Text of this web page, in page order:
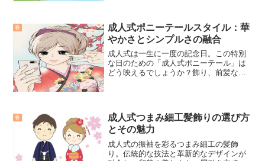
ます。
春
成人式ポニーテールスタイル：華
やかさとシンプルさの融合
成人式は一生に一度の記念日。この特別
な日のための「成人式ポニーテール」は
どう映えるでしょうか？飾り、前髪なし
します。
春
成人式つまみ細工髪飾りの選び方
とその魅力
成人式の振袖を彩るつまみ細工の髪飾
り。伝統的な技法と革新的なデザインが